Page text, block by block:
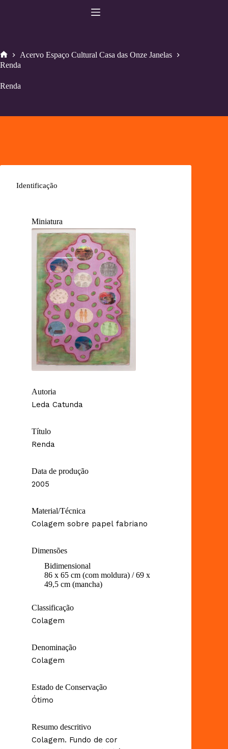
Home
Acervo Espaço Cultural Casa das Onze Janelas
Renda
Renda
Identificação
Miniatura
Autoria
Leda Catunda
Título
Renda
Data de produção
2005
Material/Técnica
Colagem sobre papel fabriano
Dimensões
Bidimensional
86 x 65 cm (com moldura) / 69 x
49,5 cm (mancha)
Classificação
Colagem
Denominação
Colagem
Estado de Conservação
Ótimo
Resumo descritivo
Colagem. Fundo de cor